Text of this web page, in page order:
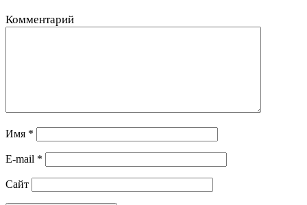
Комментарий
Имя *
E-mail *
Сайт